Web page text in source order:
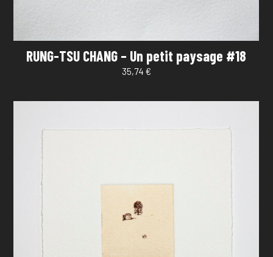
RUNG-TSU CHANG – Un petit paysage #18
35,74 €